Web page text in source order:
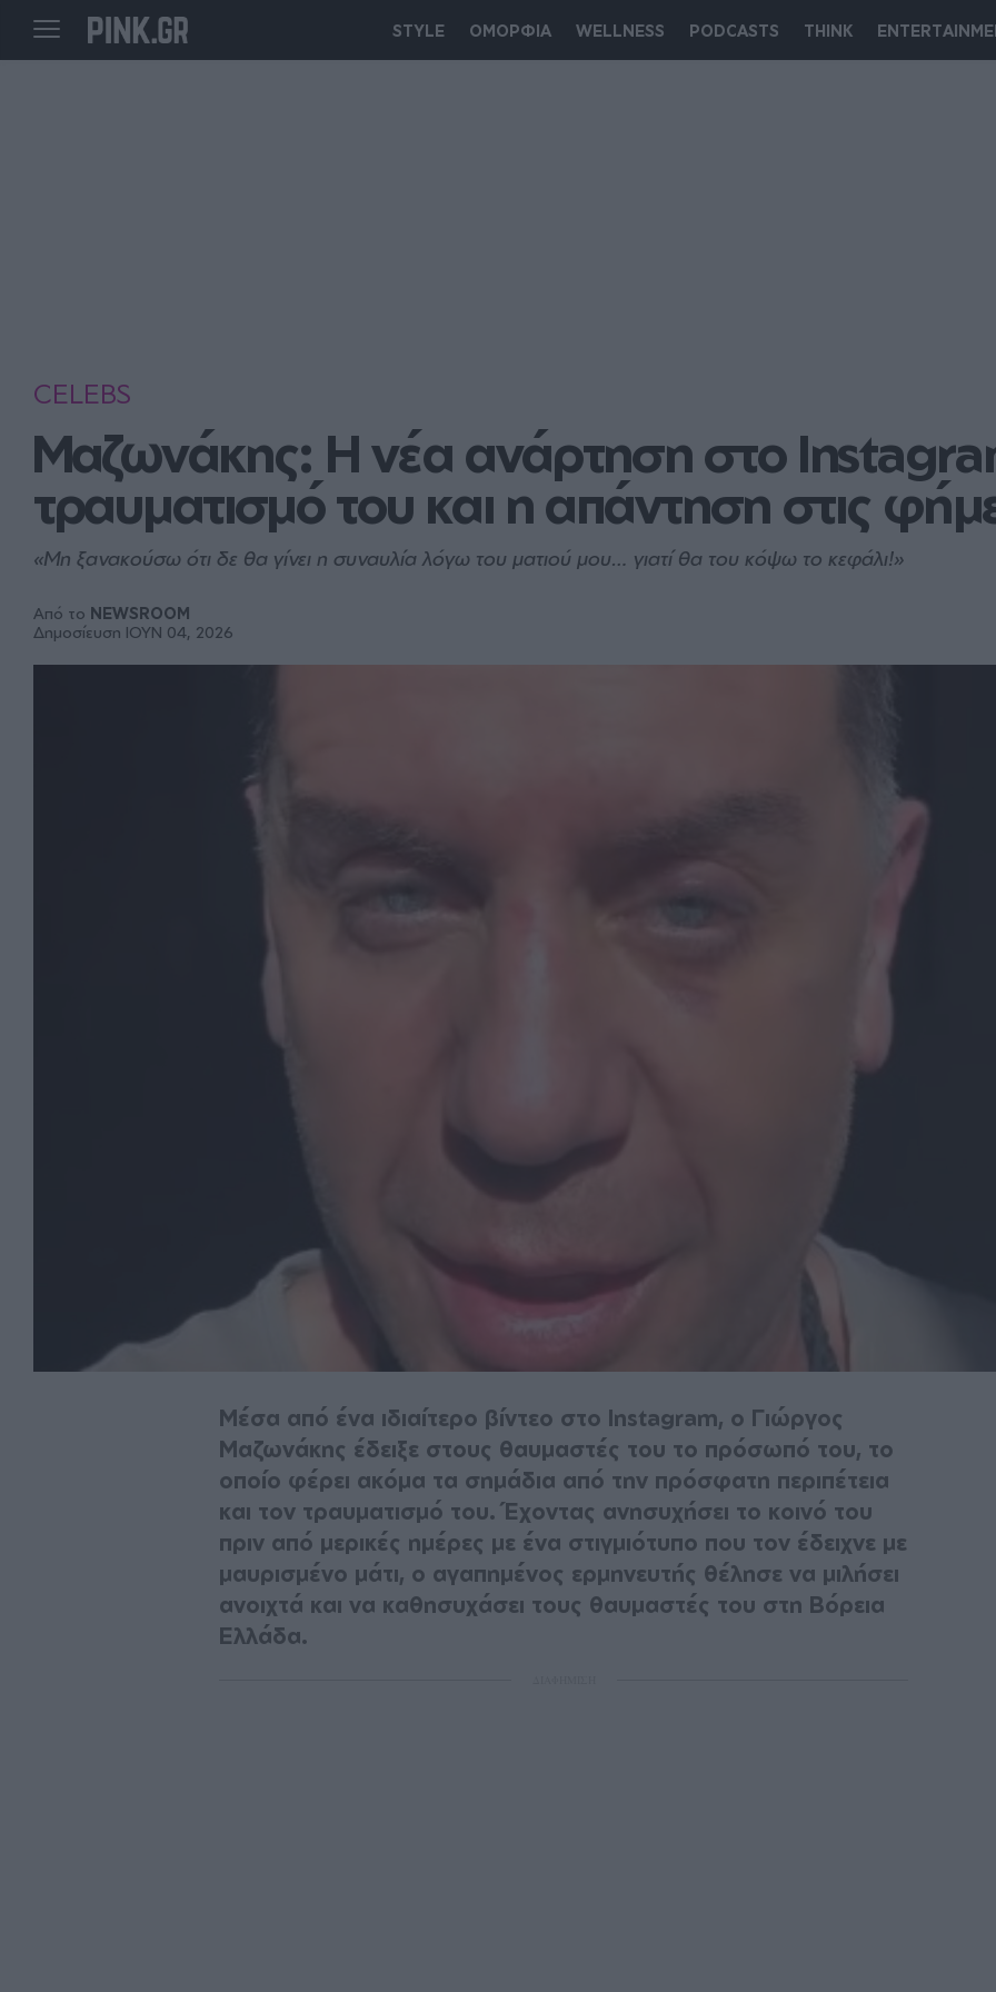
STYLE ΟΜΟΡΦΙΑ WELLNESS PODCASTS THINK
CELEBS
Μαζωνάκης: Η νέα ανάρτηση στο
τραυματισμό του και η απάντηση στις
«Μη ξανακούσω ότι δε θα γίνει η συναυλία λόγω του ματιού μου… γιατί θα του κόψω το κεφάλι!»
Από το NEWSROOM
Δημοσίευση ΙΟΥΝ 04, 2026
Μέσα από ένα ιδιαίτερο βίντεο στο Instagram, ο Γιώργος
Μαζωνάκης έδειξε στους θαυμαστές του το πρόσωπό του, το
οποίο φέρει ακόμα τα σημάδια από την πρόσφατη περιπέτεια
και τον τραυματισμό του. Έχοντας ανησυχήσει το κοινό του
πριν από μερικές ημέρες με ένα στιγμιότυπο που τον έδειχνε με
μαυρισμένο μάτι, ο αγαπημένος ερμηνευτής θέλησε να μιλήσει
ανοιχτά και να καθησυχάσει τους θαυμαστές του στη Βόρεια
Ελλάδα.